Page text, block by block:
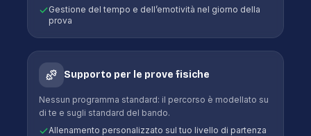
Gestione del tempo e dell’emotività nel giorno della
prova
Supporto per le prove fisiche
Nessun programma standard: il percorso è modellato su
di te e sugli standard del bando.
Allenamento personalizzato sul tuo livello di partenza